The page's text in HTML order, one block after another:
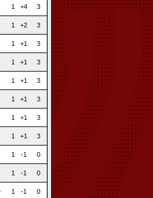
1 +4 3
1 +2 3
1 +1 3
1 +1 3
1 +1 3
1 +1 3
1 +1 3
1 +1 3
1 -1 0
1 -1 0
1 -1 0